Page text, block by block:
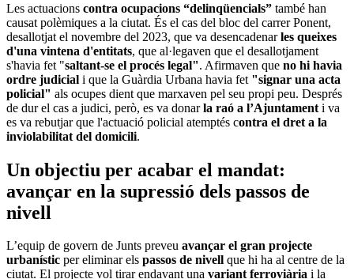
Les actuacions contra ocupacions “delinqüencials” també han
causat polèmiques a la ciutat. És el cas del bloc del carrer Ponent,
desallotjat el novembre del 2023, que va desencadenarles queixes
d'una vintena d'entitats, que al·legaven que el desallotjament
s'havia fet "saltant-se el procés legal". Afirmaven que no hi havia
ordre judicial i que la Guàrdia Urbana havia fet "signar una acta
policial" als ocupes dient que marxaven pel seu propi peu. Després
de dur el cas a judici, però, es va donarla raó a l’Ajuntament i va
es va rebutjar que l'actuació policial atemptés contra el dret a la
inviolabilitat del domicili.
Un objectiu per acabar el mandat:
avançar en la supressió dels passos de
nivell
L’equip de govern de Junts preveu avançar el gran projecte
urbanístic per eliminar els passos de nivell que hi ha al centre de la
ciutat. El projecte vol tirar endavant una variant ferroviària i la